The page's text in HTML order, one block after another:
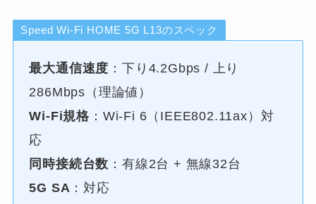
Speed Wi-Fi HOME 5G L13のスペック
最大通信速度 ：下り4.2Gbps / 上り
286Mbps（理論値）
Wi-Fi規格：Wi-Fi 6（IEEE802.11ax）対
応
同時接続台数 ：有線2台 + 無線32台
5G SA ：対応